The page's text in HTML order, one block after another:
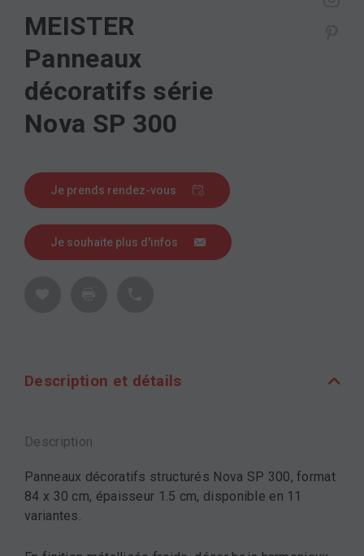
MEISTER
Panneaux
décoratifs série
Nova SP 300
Je prends rendez-vous
Je souhaite plus d'infos
Description et détails
Description
Panneaux décoratifs structurés Nova SP 300, format
84 x 30 cm, épaisseur 1.5 cm, disponible en 11
variantes.